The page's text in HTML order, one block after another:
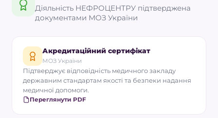
Діяльність НЕФРОЦЕНТРУ підтверджена
документами МОЗ України
Акредитаційний сертифікат
МОЗ України
Підтверджує відповідність медичного закладу
державним стандартам якості та безпеки надання
медичної допомоги.
Переглянути PDF